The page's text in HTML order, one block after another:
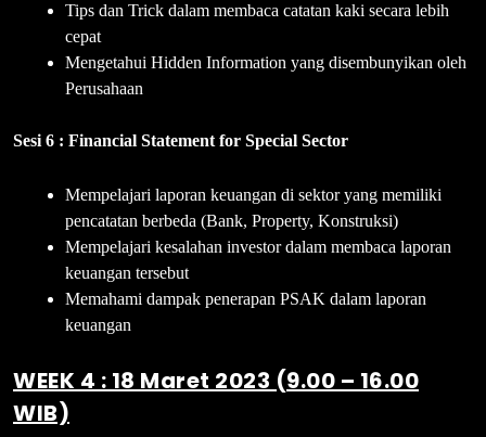
Tips dan Trick dalam membaca catatan kaki secara lebih
cepat
Mengetahui Hidden Information yang disembunyikan oleh
Perusahaan
Sesi 6 : Financial Statement for Special Sector
Mempelajari laporan keuangan di sektor yang memiliki
pencatatan berbeda (Bank, Property, Konstruksi)
Mempelajari kesalahan investor dalam membaca laporan
keuangan tersebut
Memahami dampak penerapan PSAK dalam laporan
keuangan
WEEK 4 : 18 Maret 2023 (9.00 – 16.00
WIB)